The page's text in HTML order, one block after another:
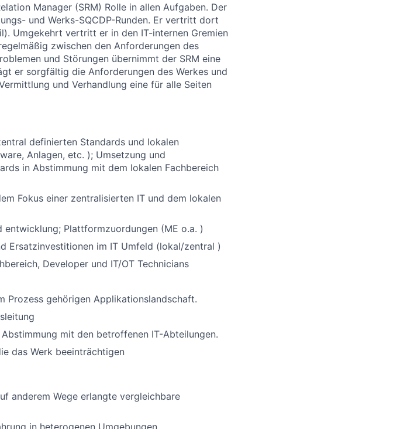
Manager (SRM) Rolle in allen Aufgaben. Der
und Werks-SQCDP-Runden. Er vertritt dort
Umgekehrt vertritt er in den IT-internen Gremien
zwischen den Anforderungen des
und Störungen übernimmt der SRM eine
er sorgfältig die Anforderungen des Werkes und
und Verhandlung eine für alle Seiten
definierten Standards und lokalen
Anlagen, etc. ); Umsetzung und
in Abstimmung mit dem lokalen Fachbereich
Fokus einer zentralisierten IT und dem lokalen
entwicklung; Plattformzuordungen (ME o.a. )
Ersatzinvestitionen im IT Umfeld (lokal/zentral )
Developer und IT/OT Technicians
Prozess gehörigen Applikationslandschaft.
mit den betroffenen IT-Abteilungen.
das Werk beeinträchtigen
anderem Wege erlangte vergleichbare
in heterogenen Umgebungen